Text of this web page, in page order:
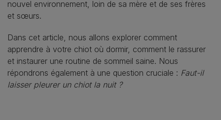
nouvel environnement, loin de sa mère et de ses frères
et sœurs.
Dans cet article, nous allons explorer comment
apprendre à votre chiot où dormir, comment le rassurer
et instaurer une routine de sommeil saine. Nous
répondrons également à une question cruciale : Faut-il
laisser pleurer un chiot la nuit ?